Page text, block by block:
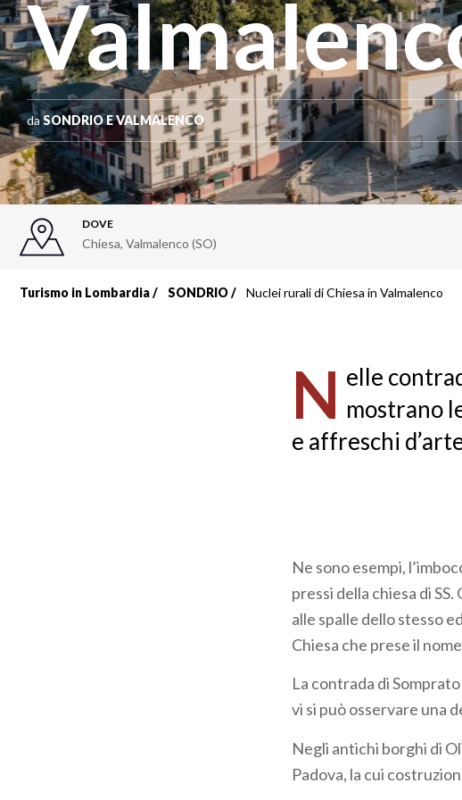
daSONDRIO E VALMALENCO
DOVE
Chiesa, Valmalenco (SO)
Turismo in Lombardia SONDRIO Nuclei rurali di Chiesa in Valmalenco
N elle
mostrano
e affreschi
Ne sono esempi,
pressi della chiesa di
alle spalle dello stesso
Chiesa che prese il
La contrada di
vi si può osservare una
Negli antichi borghi di
Padova, la cui